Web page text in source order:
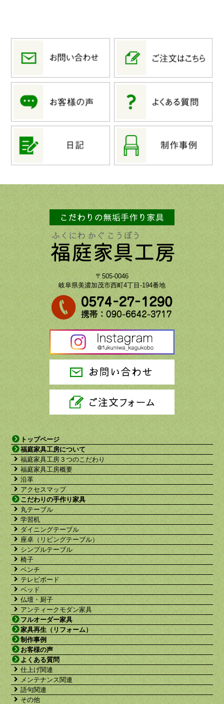
〒505-0046
岐阜県美濃加茂市西町4丁目-194番地
トップページ
福庭家具工房について
福庭家具工房３つのこだわり
福庭家具工房概要
沿革
アクセスマップ
こだわりの手作り家具
丸テーブル
学習机
ダイニングテーブル
座卓（リビングテーブル）
シンプルテーブル
椅子
ベンチ
テレビボード
ベッド
仏壇・厨子
アンティークモダン家具
フルオーダー家具
家具再生（リフォーム）
制作事例
お客様の声
よくある質問
仕上げ関連
メンテナンス関連
語句関連
その他